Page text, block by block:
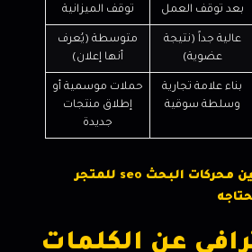
بعد توقف العمل
توقف الميزانية
عالية جداً (نتيجة
عضوية)
متوسطة (يُعرف
أنها إعلان)
بناء علامة تجارية
وسلطة سوقية
حملات موسمية أو
إطلاق منتجات
جديدة
تحسين محركات البحث seo للمتجر
عن الكلمات